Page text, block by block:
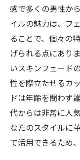
感で多くの男性か
イルの魅力は、フ
ることで、個々の
げられる点にあり
いスキンフェード
性を際立たせるカ
ドは年齢を問わず
代からは非常に人
なたのスタイルに
て活用できるため